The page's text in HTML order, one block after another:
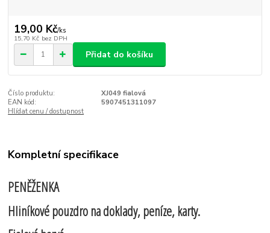
19,00 Kč/ks
15,70 Kč bez DPH
Přidat do košíku
Číslo produktu:
XJ049 fialová
EAN kód:
5907451311097
Hlídat cenu / dostupnost
Kompletní specifikace
PENĚŽENKA
Hliníkové pouzdro na doklady, peníze, karty.